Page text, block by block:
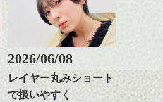
軽めの前髪で透け感を演
出できるので、
この時期とてもおすすめ
ですよ。
2026/06/08
レイヤー丸みショート
で扱いやすく